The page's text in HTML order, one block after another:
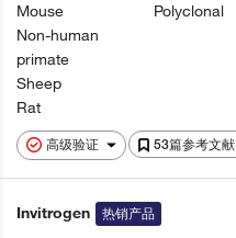
高级验证 53篇参考文献
Mouse
Non-human
primate
Sheep
Rat
Polyclonal
Invitrogen 热销产品